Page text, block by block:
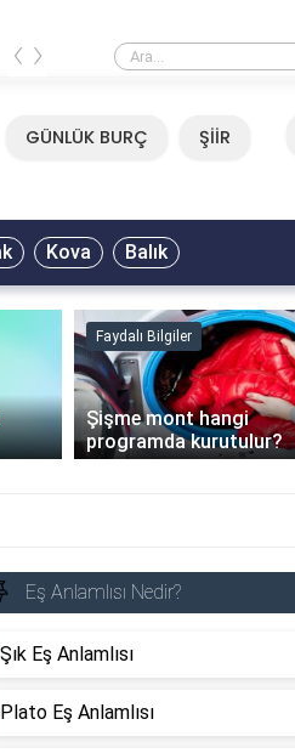
Mirkelam - Tavla Sözleri
‹ ›
GÜNLÜK BURÇ ŞİİR
Kova Balık
Faydalı Bilgiler
Şişme mont hangi
programda kurutulur?
Eş Anlamlısı Nedir?
Şık Eş Anlamlısı
Plato Eş Anlamlısı